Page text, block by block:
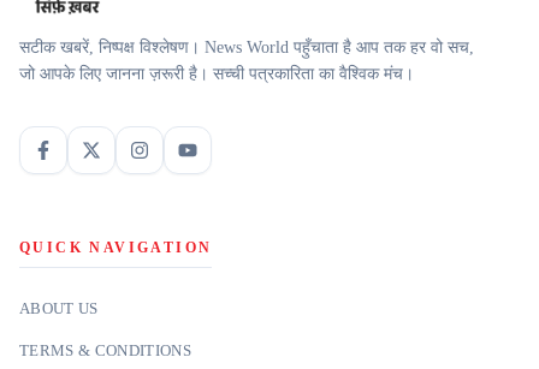
सटीक खबरें, निष्पक्ष विश्लेषण। News World पहुँचाता है आप तक हर वो सच,
जो आपके लिए जानना ज़रूरी है। सच्ची पत्रकारिता का वैश्विक मंच।
QUICK NAVIGATION
ABOUT US
TERMS & CONDITIONS